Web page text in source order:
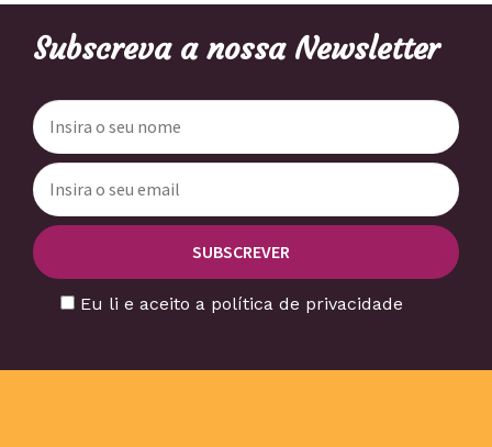
Subscreva a nossa Newsletter
Eu li e aceito a política de privacidade